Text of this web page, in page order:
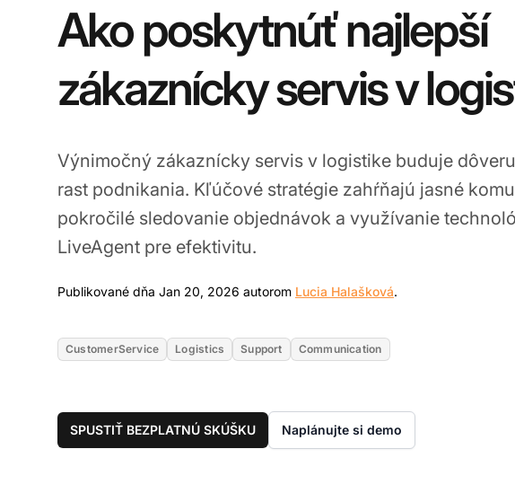
Ako poskytnúť najlepší
zákaznícky servis v
Výnimočný zákaznícky servis v logistike buduje
rast podnikania. Kľúčové stratégie zahŕňajú jasné
pokročilé sledovanie objednávok a využívanie
LiveAgent pre efektivitu.
Publikované dňa Jan 20, 2026 autorom Lucia Halašková.
CustomerService Logistics Support Communication
SPUSTIŤ BEZPLATNÚ SKÚŠKU Naplánujte si demo